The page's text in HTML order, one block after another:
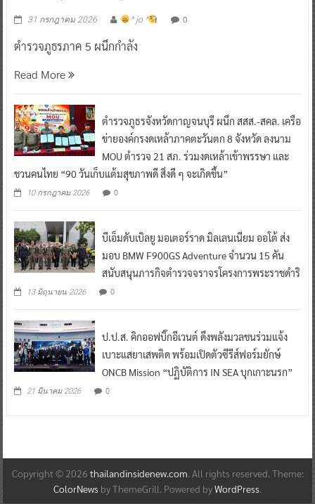
31 กรกฎาคม 2026 ^ jo ^ 0
ตำรวจภูธรภาค 5 ผนึกกำลัง
Read More
ตำรวจภูธรจังหวัดกาญจนบุรี ผนึก สสส.-สคล. เครือ
ข่ายองค์กรงดเหล้าภาคตะวันตก 8 จังหวัด ลงนาม
MOU ตำรวจ 21 สภ. ร่วมงดเหล้าเข้าพรรษา และ
ชวนคนไทย “90 วันเก็บแต้มสุขภาพดี สิ่งดี ๆ จะเกิดขึ้น”
10 กรกฎาคม 2026 0
บีเอ็มดับเบิลยู มอเตอร์ราด มิลเลนเนียม ออโต้ ส่ง
มอบ BMW F900GS Adventure จำนวน 15 คัน
สนับสนุนภารกิจตำรวจจราจรโครงการพระราชดำริ
13 มิถุนายน 2026 0
ป.ป.ส. คิกออฟบิ๊กอีเวนต์ ดึงพลังมวลชนร่วมแจ้ง
เบาะแสยาเสพติด พร้อมเปิดตัวซีรีส์ฟอร์มยักษ์
ONCB Mission “ปฏิบัติการ IN SEA บุกเกาะนรก”
21 มีนาคม 2026 0
Copyright © 2026 thailandinsidenew.com. All rights reserved. Theme:
ColorNews by ThemeGrill. Powered byWordPress.